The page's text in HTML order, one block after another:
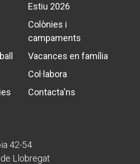
Estiu 2026
Colònies i
campaments
Vacances en família
Col·labora
Contacta'ns
42-54
Llobregat